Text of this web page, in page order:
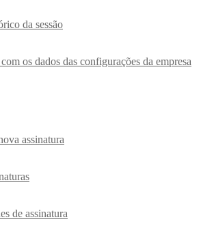
da sessão
os dados das configurações da empresa
assinatura
de assinatura